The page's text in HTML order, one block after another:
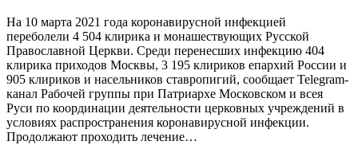
На 10 марта 2021 года коронавирусной инфекцией
переболели 4 504 клирика и монашествующих Русской
Православной Церкви. Среди перенесших инфекцию 404
клирика приходов Москвы, 3 195 клириков епархий России и
905 клириков и насельников ставропигий, сообщает Telegram-
канал Рабочей группы при Патриархе Московском и всея
Руси по координации деятельности церковных учреждений в
условиях распространения коронавирусной инфекции.
Продолжают проходить лечение…